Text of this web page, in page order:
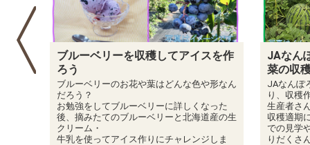
作
JAなんぽろ青年部さんに教わる 野
菜の収穫体験ツアー
JAなんぽろ生産者さんの広大な畑に集ま
り、収穫作業を一緒に体験してみませんか？
生産者さんからは、作付け方法や管理方法、
収穫適期についても学びます。また、選果場
での見学や試食の時間もある、約3時間の盛
りだくさんな体験ツアーです。
定休日
6月～10月
皆様のご
しており